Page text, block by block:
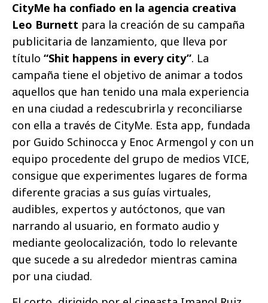
CityMe ha confiado en la agencia creativa
Leo Burnett para la creación de su campaña
publicitaria de lanzamiento, que lleva por
título “Shit happens in every city”. La
campaña tiene el objetivo de animar a todos
aquellos que han tenido una mala experiencia
en una ciudad a redescubrirla y reconciliarse
con ella a través de CityMe. Esta app, fundada
por Guido Schinocca y Enoc Armengol y con un
equipo procedente del grupo de medios VICE,
consigue que experimentes lugares de forma
diferente gracias a sus guías virtuales,
audibles, expertos y autóctonos, que van
narrando al usuario, en formato audio y
mediante geolocalización, todo lo relevante
que sucede a su alrededor mientras camina
por una ciudad.